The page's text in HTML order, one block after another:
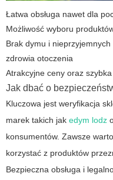
Łatwa obsługa nawet dla
Możliwość wyboru
Brak dymu i
zdrowia otoczenia
Atrakcyjne ceny oraz
Jak dbać o
Kluczowa jest weryfikacja
marek takich jak edym lodz
konsumentów. Zawsze
korzystać z produktów
Bezpieczna obsługa i